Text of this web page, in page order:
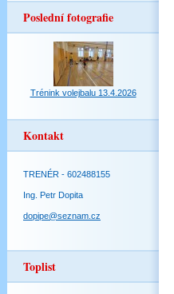
Poslední fotografie
Trénink volejbalu 13.4.2026
Kontakt
TRENÉR - 602488155
Ing. Petr Dopita
dopipe@seznam.cz
Toplist